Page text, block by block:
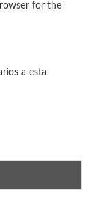
for the
a esta